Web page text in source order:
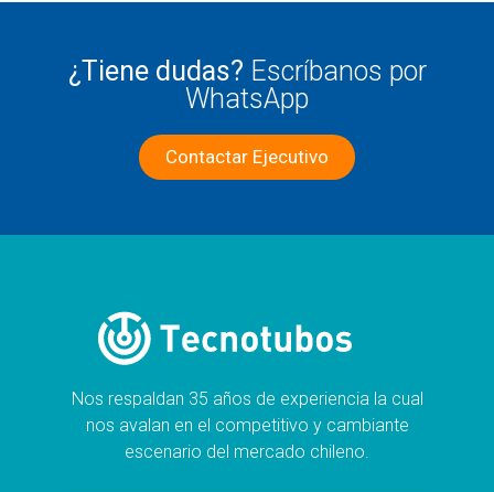
¿Tiene dudas? Escríbanos por
WhatsApp
Contactar Ejecutivo
Nos respaldan 35 años de experiencia la cual
nos avalan en el competitivo y cambiante
escenario del mercado chileno.